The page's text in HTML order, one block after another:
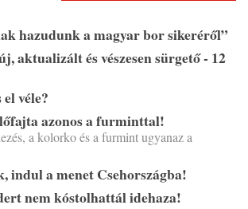
hazudunk a magyar bor sikeréről”
aktualizált és vészesen sürgető - 12
véle?
azonos a furminttal!
a kolorko és a furmint ugyanaz a
indul a menet Csehországba!
nem kóstolhattál idehaza!